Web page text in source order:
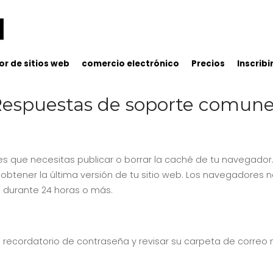
de sitios web comercio electrónico Precios
de soporte
que necesitas publicar o borrar la caché de tu
la última versión de tu sitio web. Los
24 horas o más.
de contraseña y revisar su carpeta de correo